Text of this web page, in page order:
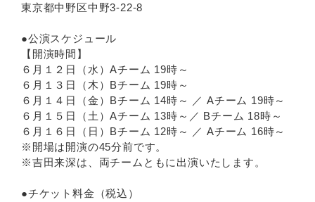
東京都中野区中野3-22-8
●公演スケジュール
【開演時間】
６月１２日（水）Aチーム 19時～
６月１３日（木）Bチーム 19時～
６月１４日（金）Bチーム 14時～ ／ Aチーム 19時～
６月１５日（土）Aチーム 13時～／ Bチーム 18時～
６月１６日（日）Bチーム 12時～ ／ Aチーム 16時～
※開場は開演の45分前です。
※吉田来深は、両チームともに出演いたします。
●チケット料金（税込）